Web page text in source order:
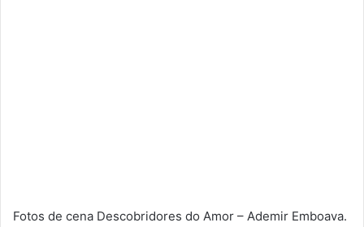
Fotos de cena Descobridores do Amor – Ademir Emboava.